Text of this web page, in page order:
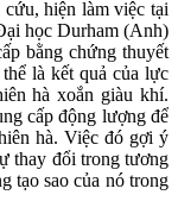
hiện làm việc tại
học Durham (Anh)
bằng chứng thuyết
là kết quả của lực
hà xoắn giàu khí.
cấp động lượng để
hà. Việc đó gợi ý
thay đổi trong tương
tạo sao của nó trong